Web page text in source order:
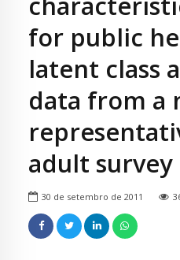
for public
latent class
data from a
adult survey
30 de setembro de 2011